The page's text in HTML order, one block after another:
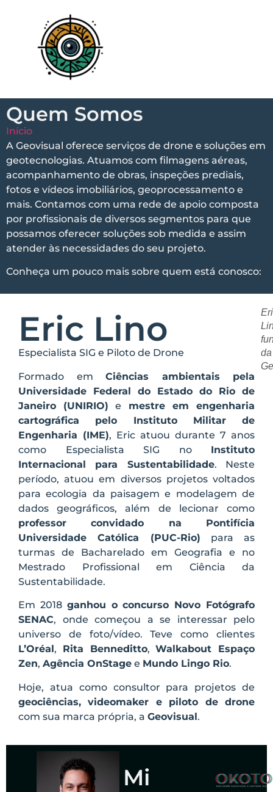
Quem Somos
Início
A Geovisual oferece serviços de drone e soluções em
geotecnologias. Atuamos com filmagens aéreas,
acompanhamento de obras, inspeções prediais,
fotos e vídeos imobiliários, geoprocessamento e
mais. Contamos com uma rede de apoio composta
por profissionais de diversos segmentos para que
possamos oferecer soluções sob medida e assim
atender às necessidades do seu projeto.
Conheça um pouco mais sobre quem está conosco:
Eric Lino
Especialista SIG e Piloto de Drone
Formado em Ciências ambientais pela
Universidade Federal do Estado do Rio de
Janeiro (UNIRIO) e mestre em engenharia
cartográfica pelo Instituto Militar de
Engenharia (IME), Eric atuou durante 7 anos
como Especialista SIG no Instituto
Internacional para Sustentabilidade. Neste
período, atuou em diversos projetos voltados
para ecologia da paisagem e modelagem de
dados geográficos, além de lecionar como
professor convidado na Pontifícia
Universidade Católica (PUC-Rio) para as
turmas de Bacharelado em Geografia e no
Mestrado Profissional em Ciência da
Sustentabilidade.
Em 2018 ganhou o concurso Novo Fotógrafo
SENAC, onde começou a se interessar pelo
universo de foto/vídeo. Teve como clientes
L’Oréal, Rita Benneditto,Walkabout Espaço
Zen, Agência OnStage e Mundo Lingo Rio.
Hoje, atua como consultor para projetos de
geociências, videomaker e piloto de drone
com sua marca própria, a Geovisual.
da
Mi